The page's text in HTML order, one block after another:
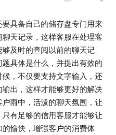
要具备自己的储存盘专门用来
天记录，这样客服在处理客
及时的查阅以前的聊天记
具体是什么，并提出有效的
，不仅要支持文字输入，还
出，这样才能够更好的解决
雨中，活泼的聊天氛围，让
有足够的信用客服才能够让
愉快，增强客户的消费体